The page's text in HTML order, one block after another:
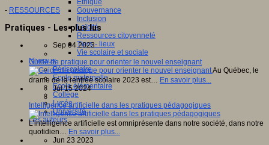
Ethique
Gouvernance
Inclusion
Laïcité
Ressources citoyenneté
Tiers - lieux
Vie scolaire et sociale
Niveaux
Périscolaire
Ecole maternelle
Ecole élémentaire
Collège
Lycée
Université
Les auteurs
- RESSOURCES
Pratiques - Les plus lus
Sep 04 2023
Guide de pratique pour orienter le nouvel enseignant
Au Québec, le
drame de la rentrée scolaire 2023 est… En savoir plus...
Jul 15 2024
Intelligence artificielle dans les pratiques pédagogiques
L’intelligence artificielle est omniprésente dans notre société, dans notre
quotidien… En savoir plus...
Jun 23 2023